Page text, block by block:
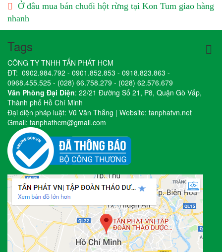
Ở đâu mua bán chuối hột rừng tại Kon Tum giao hàng
nhanh
Tags
CÔNG TY TNHH TẤN PHÁT HCM
ĐT: 0902.984.792 - 0901.852.853 - 0918.823.863 -
0968.455.525 - (028) 66.758.279 - (028) 62.576.679
Văn Phòng Đại Diện: 22/21 Đường Số 21, P8, Quận Gò Vấp,
Thành phố Hồ Chí Minh
Đại diện pháp luật: Vũ Văn Thắng | Website: tanphatvn.net
Gmail: tanphathcm@gmail.com